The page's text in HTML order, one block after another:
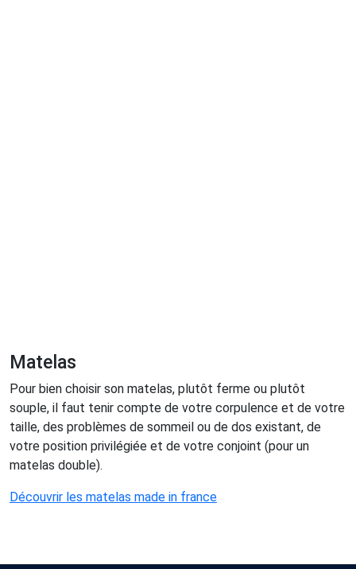
Matelas
Pour bien choisir son matelas, plutôt ferme ou plutôt
souple, il faut tenir compte de votre corpulence et de votre
taille, des problèmes de sommeil ou de dos existant, de
votre position privilégiée et de votre conjoint (pour un
matelas double).
Découvrir les matelas made in france